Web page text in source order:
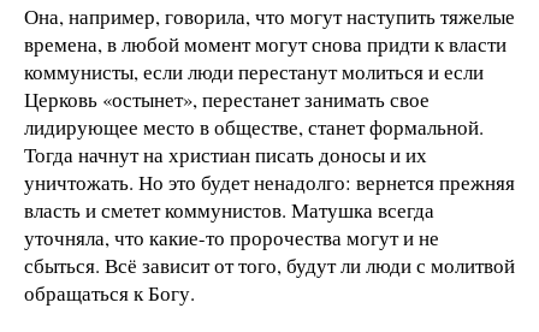
Она, например, говорила, что могут наступить тяжелые
времена, в любой момент могут снова придти к власти
коммунисты, если люди перестанут молиться и если
Церковь «остынет», перестанет занимать свое
лидирующее место в обществе, станет формальной.
Тогда начнут на христиан писать доносы и их
уничтожать. Но это будет ненадолго: вернется прежняя
власть и сметет коммунистов. Матушка всегда
уточняла, что какие-то пророчества могут и не
сбыться. Всё зависит от того, будут ли люди с молитвой
обращаться к Богу.